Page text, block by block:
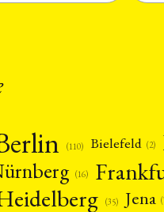
(110) Bielefeld (2)
(16)
(35) Jena